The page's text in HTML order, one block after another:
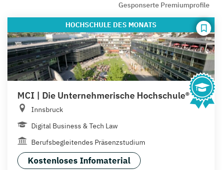
Gesponserte Premiumprofile
HOCHSCHULE DES MONATS
MCI | Die Unternehmerische Hochschule®
Innsbruck
Digital Business & Tech Law
Berufsbegleitendes Präsenzstudium
Kostenloses Infomaterial